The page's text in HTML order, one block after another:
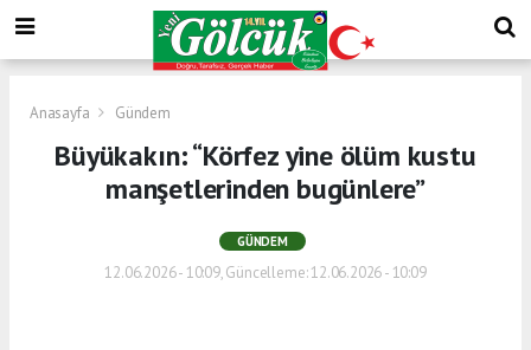
Anasayfa Gündem
Büyükakın: “Körfez yine ölüm kustu
manşetlerinden bugünlere”
GÜNDEM
12.06.2026 - 10:09, Güncelleme: 12.06.2026 - 10:09